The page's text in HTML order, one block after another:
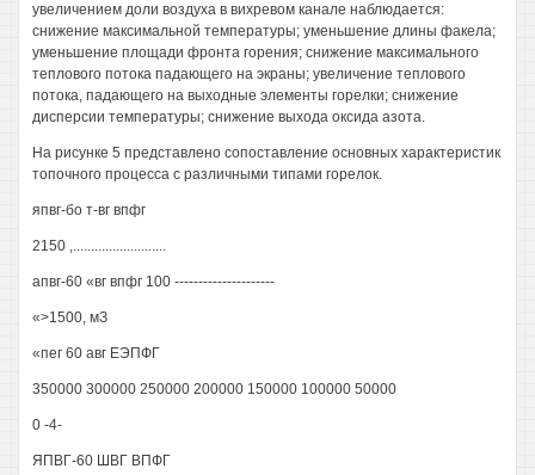
увеличением доли воздуха в вихревом канале наблюдается:
снижение максимальной температуры; уменьшение длины факела;
уменьшение площади фронта горения; снижение максимального
теплового потока падающего на экраны; увеличение теплового
потока, падающего на выходные элементы горелки; снижение
дисперсии температуры; снижение выхода оксида азота.
На рисунке 5 представлено сопоставление основных характеристик
топочного процесса с различными типами горелок.
япвг-бо т-вг впфг
2150 ,..........................
апвг-60 «вг впфг 100 ---------------------
«>1500, мЗ
«пег 60 авг ЕЭПФГ
350000 300000 250000 200000 150000 100000 50000
0 -4-
ЯПВГ-60 ШВГ ВПФГ